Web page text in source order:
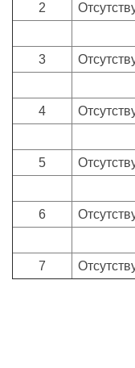
2
3
4
5
6
7